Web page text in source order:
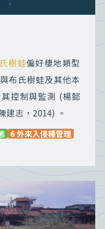
樹蛙偏好棲地類型
布氏樹蛙及其他本
控制與監測 (楊懿
建志，2014) 。
6 外來入侵種管理